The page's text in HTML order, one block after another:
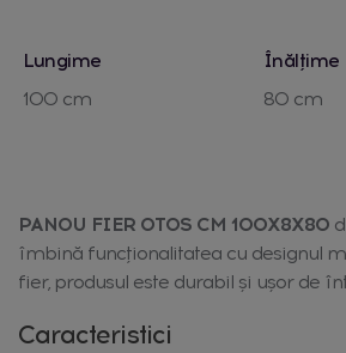
Lungime
100 cm
Înălțime
80 cm
PANOU FIER OTOS CM 100X8X80
îmbină funcționalitatea cu designul
fier, produsul este durabil și ușor de
Caracteristici